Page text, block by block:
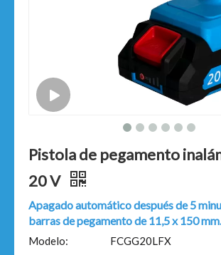
Pistola de pegamento
20 V
Apagado automático después de 5
barras de pegamento de 11,5 x 150 mm.
Modelo:
FCGG20LFX